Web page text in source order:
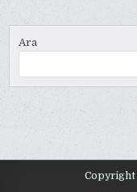
Ara
Copyright